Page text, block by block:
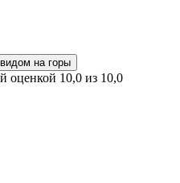
на горы
оценкой 10,0 из 10,0